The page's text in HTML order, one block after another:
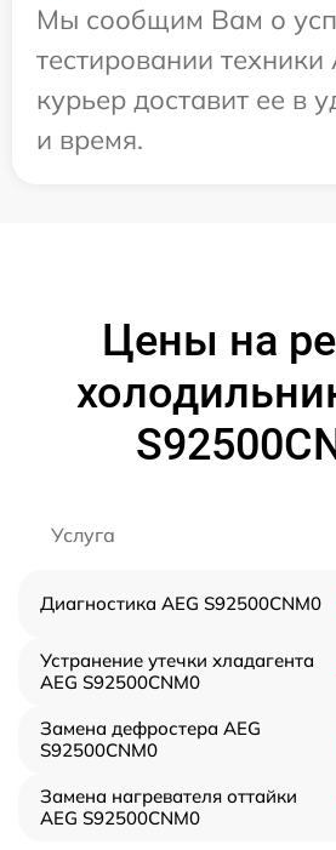
Мы сообщим Вам о
тестировании техники
курьер доставит ее в
и время.
Цены на
Услуга
Диагностика AEG S92500CNM0
Устранение утечки хладагента
AEG S92500CNM0
Замена дефростера AEG
S92500CNM0
Замена нагревателя оттайки
AEG S92500CNM0